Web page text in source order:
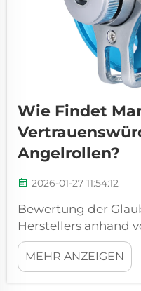
Wie Findet
Angelrollen?
2026-01-27 11:54:12
Bewertung der
Herstellers anhand
Herkunft
Konstruktion
mittels
MEHR ANZEIGEN